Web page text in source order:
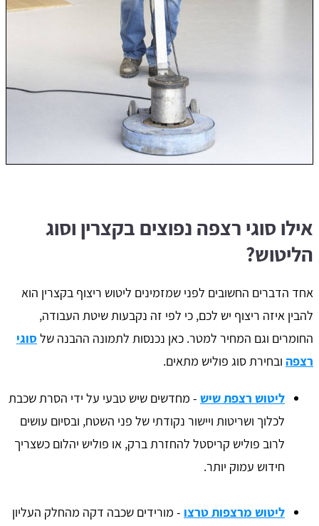
אילו סוגי רצפה נפוצים בקצרין וסוג
הליטוש?
אחד הדברים החשובים לפני שמזמינים ליטוש ריצוף בקצרין הוא
להבין איזה ריצוף יש לכם, כי לפי זה נקבעות שיטת העבודה,
החומרים וגם המחיר למטר. כאן נכנסות לתמונה ההבנה של סוגי
רצפה ובחירת סוג פוליש מתאים.
ליטוש רצפת שיש - מחדשים שיש טבעי על ידי הסרת שכבת
לכלוך ושריטות ויישור נקודתי של פני השטח, ובסיום עושים
לרוב פוליש קריסטל להחזרת ברק, או פוליש יהלום כשצריך
חידוש עמוק יותר.
ליטוש מרצפות טרצו - מורידים שכבה דקה מהחלק העליון